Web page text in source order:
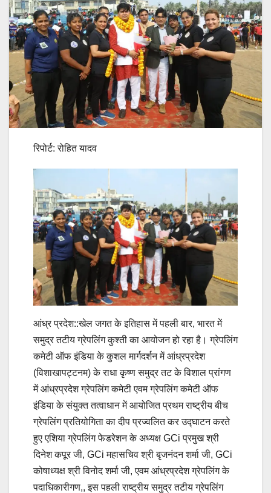
रिपोर्ट: रोहित यादव
आंध्र प्रदेश::खेल जगत के इतिहास में पहली बार, भारत में
समुद्र तटीय ग्रेपलिंग कुश्ती का आयोजन हो रहा है। ग्रेपलिंग
कमेटी ऑफ इंडिया के कुशल मार्गदर्शन में आंध्रप्रदेश
(विशाखापट्टनम) के राधा कृष्ण समुद्र तट के विशाल प्रांगण
में आंध्रप्रदेश ग्रेपलिंग कमेटी एवम ग्रेपलिंग कमेटी ऑफ
इंडिया के संयुक्त तत्वाधान में आयोजित प्रथम राष्ट्रीय बीच
ग्रेपलिंग प्रतियोगिता का दीप प्रज्वलित कर उद्घाटन करते
हुए एशिया ग्रेपलिंग फेडरेशन के अध्यक्ष GCi प्रमुख श्री
दिनेश कपूर जी, GCi महासचिव श्री बृजनंदन शर्मा जी, GCi
कोषाध्यक्ष श्री विनोद शर्मा जी, एवम आंध्रप्रदेश ग्रेपलिंग के
पदाधिकारीगण,, इस पहली राष्ट्रीय समुद्र तटीय ग्रेपलिंग